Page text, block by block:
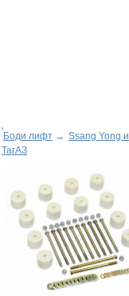
Боди лифт → Ssang Yong и
ТагАЗ